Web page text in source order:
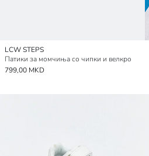
LCW STEPS
Патики за момчиња со чипки и велкро
799,00 MKD